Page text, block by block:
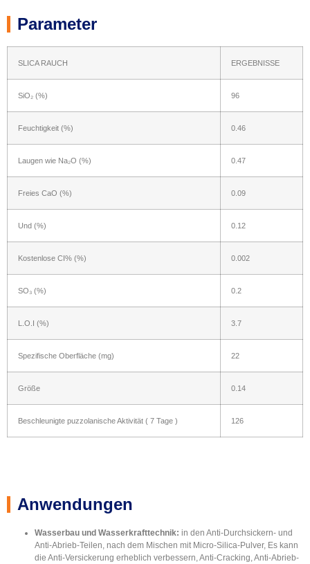
Parameter
SLICA RAUCH ERGEBNISSE
SiO₂ (%) 96
Feuchtigkeit (%) 0.46
Laugen wie Na₂O (%) 0.47
Freies CaO (%) 0.09
Und (%) 0.12
Kostenlose CI% (%) 0.002
SO₃ (%) 0.2
L.O.I (%) 3.7
Spezifische Oberfläche (mg) 22
Größe 0.14
Beschleunigte puzzolanische Aktivität ( 7 Tage ) 126
Anwendungen
Wasserbau und Wasserkrafttechnik: in den Anti-Durchsickern- und
Anti-Abrieb-Teilen, nach dem Mischen mit Micro-Silica-Pulver, Es kann
die Anti-Versickerung erheblich verbessern, Anti-Cracking, Anti-Abrieb-